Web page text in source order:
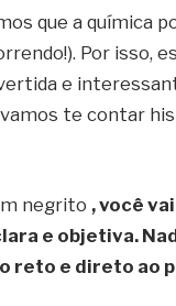
que a química
Por isso,
e
te contar
negrito , você
e objetiva.
reto e direto ao